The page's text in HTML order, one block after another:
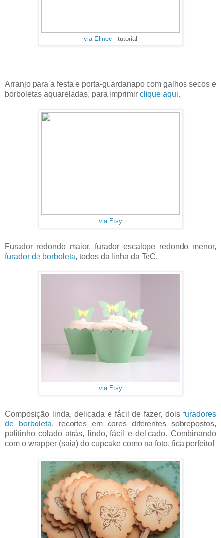
via Elinee - tutorial
Arranjo para a festa e porta-guardanapo com galhos secos e
borboletas aquareladas, para imprimir clique aqui.
via Etsy
Furador redondo maior, furador escalope redondo menor,
furador de borboleta, todos da linha da TeC.
via Etsy
Composição linda, delicada e fácil de fazer, dois furadores
de borboleta, recortes em cores diferentes sobrepostos,
palitinho colado atrás, lindo, fácil e delicado. Combinando
com o wrapper (saia) do cupcake como na foto, fica perfeito!